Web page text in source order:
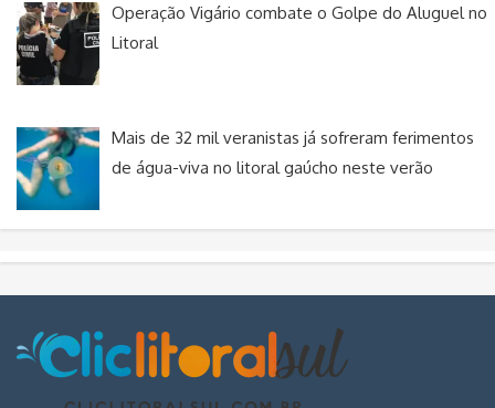
Operação Vigário combate o Golpe do Aluguel no
Litoral
Mais de 32 mil veranistas já sofreram ferimentos
de água-viva no litoral gaúcho neste verão